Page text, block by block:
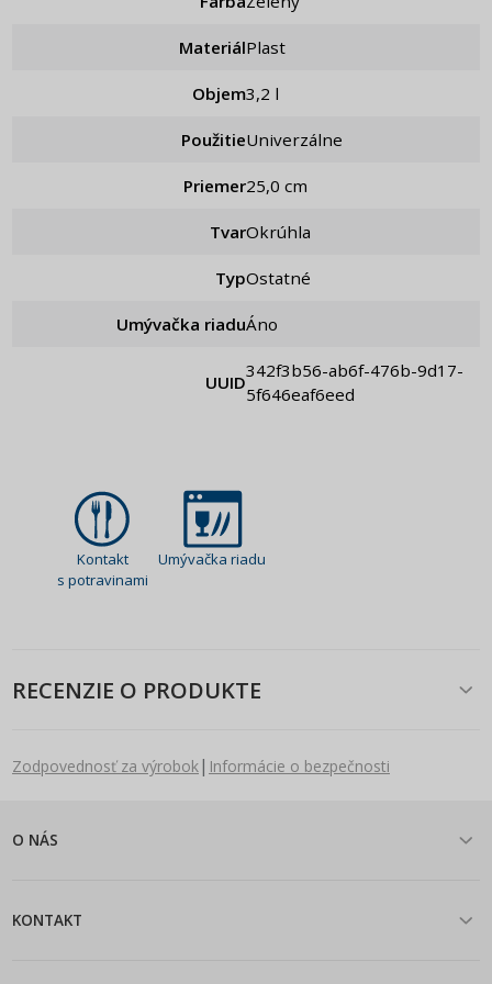
Materiál Plast
Objem 3,2 l
Použitie Univerzálne
Priemer 25,0 cm
Tvar Okrúhla
Typ Ostatné
Umývačka riadu Áno
UUID
342f3b56-ab6f-476b-9d17-
5f646eaf6eed
Kontakt
s potravinami
Umývačka riadu
RECENZIE O PRODUKTE
Zodpovednosť za výrobok| Informácie o bezpečnosti
O NÁS
KONTAKT